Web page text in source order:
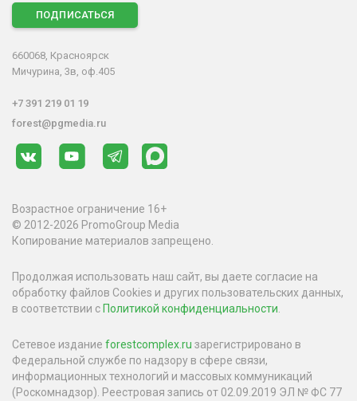
ПОДПИСАТЬСЯ
660068, Красноярск
Мичурина, 3в, оф.405
+7 391 219 01 19
forest@pgmedia.ru
Возрастное ограничение 16+
© 2012-2026 PromoGroup Media
Копирование материалов запрещено.
Продолжая использовать наш сайт, вы даете согласие на
обработку файлов Cookies и других пользовательских данных,
в соответствии сПолитикой конфиденциальности
Сетевое издание forestcomplex.ru зарегистрировано в
Федеральной службе по надзору в сфере связи,
информационных технологий и массовых коммуникаций
(Роскомнадзор). Реестровая запись от 02.09.2019 ЭЛ № ФС 77